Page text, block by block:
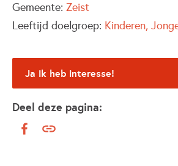
Gemeente: Zeist
Leeftijd doelgroep: Kinderen
Ja ik heb interesse!
Deel deze pagina: